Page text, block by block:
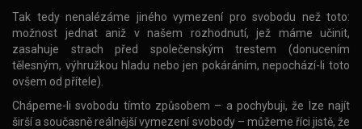
Tak tedy nenalézáme jiného vymezení pro svobodu než toto:
možnost jednat aniž v našem rozhodnutí, jež máme učinit,
zasahuje strach před společenským trestem (donucením
tělesným, výhružkou hladu nebo jen pokáráním, nepochází-li toto
ovšem od přítele).
Chápeme-li svobodu tímto způsobem – a pochybuji, že lze najít
širší a současně reálnější vymezení svobody – můžeme říci jistě, že